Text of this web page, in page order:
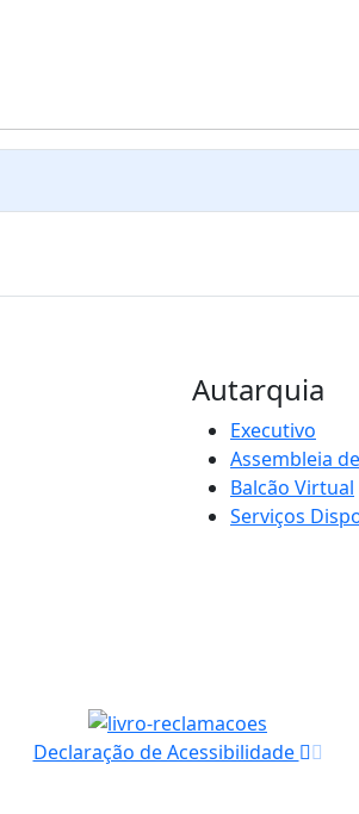
Autarquia
Executivo
Assembleia
Balcão Virtual
Serviços
Declaração de Acessibilidade